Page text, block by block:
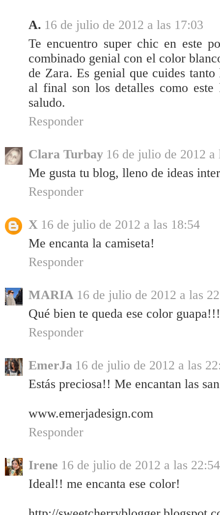
A. 16 de julio de 2012 a las 17:03
Te encuentro super chic en este
combinado genial con el color
de Zara. Es genial que cuides
al final son los detalles como
saludo.
Responder
Clara Turbay 16 de julio de 2012 a
Me gusta tu blog, lleno de ideas
Responder
X 16 de julio de 2012 a las 18:54
Me encanta la camiseta!
Responder
MARIA 16 de julio de 2012 a las
Qué bien te queda ese color
Responder
EmerJa 16 de julio de 2012 a las
Estás preciosa!! Me encantan las
www.emerjadesign.com
Responder
Irene 16 de julio de 2012 a las 22:54
Ideal!! me encanta ese color!